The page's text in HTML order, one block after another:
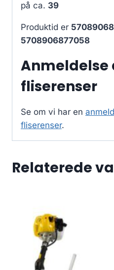
på ca. 39
Produktid er
5708906877058
Anmeldelse
fliserenser
Se om vi har en
fliserenser.
Relaterede